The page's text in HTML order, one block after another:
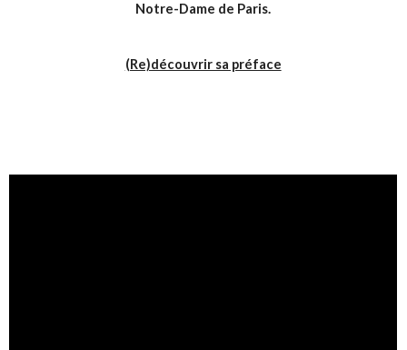
Notre-Dame de Paris.
(Re)découvrir sa préface